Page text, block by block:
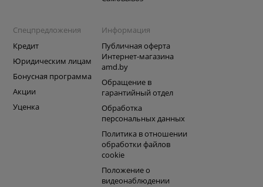
Спецпредложения
Кредит
Юридическим лицам
Бонусная программа
Акции
Уценка
Информация
Публичная оферта
Интернет-магазина
amd.by
Обращение в
гарантийный отдел
Обработка
персональных данных
Политика в отношении
обработки файлов
cookie
Положение о
видеонаблюдении